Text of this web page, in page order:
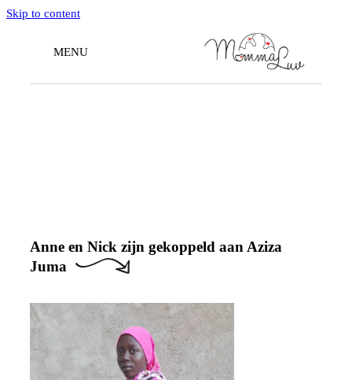
Skip to content
MENU
Anne en Nick zijn gekoppeld aan Aziza
Juma